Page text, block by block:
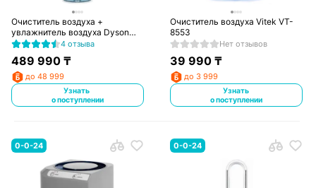
Очиститель воздуха +
увлажнитель воздуха Dyson
PH03
4 отзыва
489 990₸
до 48 999
Узнать
о поступлении
Очиститель воздуха Vitek VT-
8553
Нет отзывов
39 990 ₸
до 3 999
Узнать
о поступлении
0-0-24 0-0-24